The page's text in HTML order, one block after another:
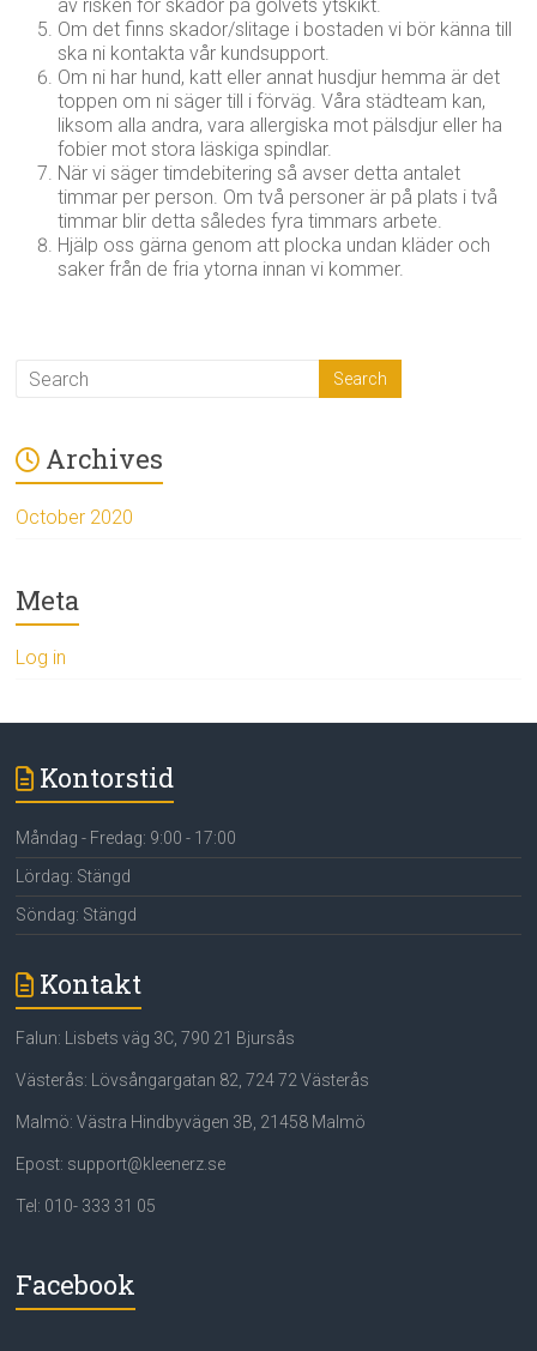
av risken för skador på golvets ytskikt.
Om det finns skador/slitage i bostaden vi bör känna till
ska ni kontakta vår kundsupport.
Om ni har hund, katt eller annat husdjur hemma är det
toppen om ni säger till i förväg. Våra städteam kan,
liksom alla andra, vara allergiska mot pälsdjur eller ha
fobier mot stora läskiga spindlar.
När vi säger timdebitering så avser detta antalet
timmar per person. Om två personer är på plats i två
timmar blir detta således fyra timmars arbete.
Hjälp oss gärna genom att plocka undan kläder och
saker från de fria ytorna innan vi kommer.
Archives
October 2020
Meta
Log in
Kontorstid
Måndag - Fredag: 9:00 - 17:00
Lördag: Stängd
Söndag: Stängd
Kontakt
Falun: Lisbets väg 3C, 790 21 Bjursås
Västerås: Lövsångargatan 82, 724 72 Västerås
Malmö: Västra Hindbyvägen 3B, 21458 Malmö
Epost: support@kleenerz.se
Tel: 010- 333 31 05
Facebook